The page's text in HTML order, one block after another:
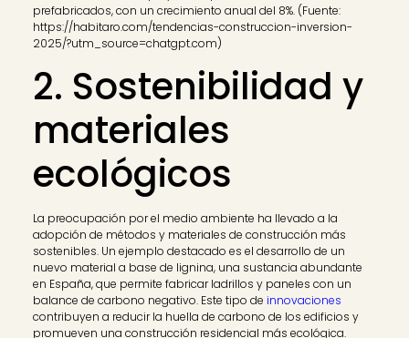
prefabricados, con un crecimiento anual del 8%. (Fuente:
https://habitaro.com/tendencias-construccion-inversion-
2025/?utm_source=chatgpt.com)
2. Sostenibilidad y
materiales
ecológicos
La preocupación por el medio ambiente ha llevado a la
adopción de métodos y materiales de construcción más
sostenibles. Un ejemplo destacado es el desarrollo de un
nuevo material a base de lignina, una sustancia abundante
en España, que permite fabricar ladrillos y paneles con un
balance de carbono negativo. Este tipo de innovaciones
contribuyen a reducir la huella de carbono de los edificios y
promueven una construcción residencial más ecológica.